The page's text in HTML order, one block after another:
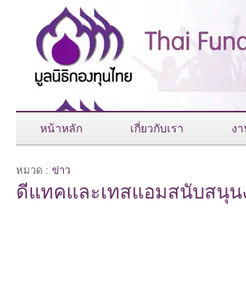
หน้าหลัก เกี่ยวกับเรา ง
หมวด : ข่าว
ดีแทคและเทสแอมสนับสนุ